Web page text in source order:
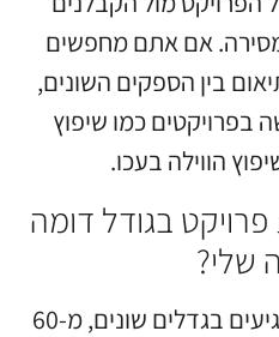
אם אתם מחפשים
בין הספקים השונים,
בפרויקטים כמו שיפוץ
הווילה בעכו.
בגודל דומה
שלי?
כן. הפרויקטים בגלריה מגיעים בגדלים שונים, מ-60